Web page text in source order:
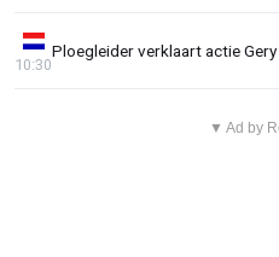
Ploegleider verklaart actie
10:30
▼ Ad by